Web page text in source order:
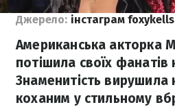
Джерело: інстаграм foxykells
Американська акторка
потішила своїх
Знаменитість вирушила
коханим у стильному